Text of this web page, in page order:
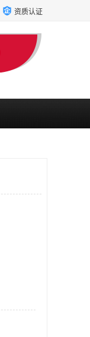
资质认证